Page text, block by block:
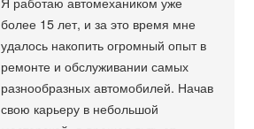
более 15 лет, и за это время мне
удалось накопить огромный опыт в
ремонте и обслуживании самых
разнообразных автомобилей. Начав
свою карьеру в небольшой